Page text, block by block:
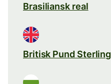
Brasiliansk real
Britisk Pund Sterling